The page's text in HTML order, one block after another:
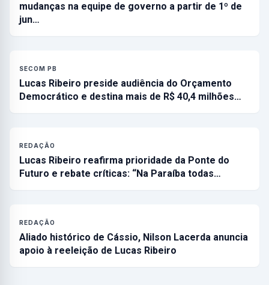
mudanças na equipe de governo a partir de 1º de
jun…
SECOM PB
Lucas Ribeiro preside audiência do Orçamento
Democrático e destina mais de R$ 40,4 milhões…
REDAÇÃO
Lucas Ribeiro reafirma prioridade da Ponte do
Futuro e rebate críticas: “Na Paraíba todas…
REDAÇÃO
Aliado histórico de Cássio, Nilson Lacerda anuncia
apoio à reeleição de Lucas Ribeiro